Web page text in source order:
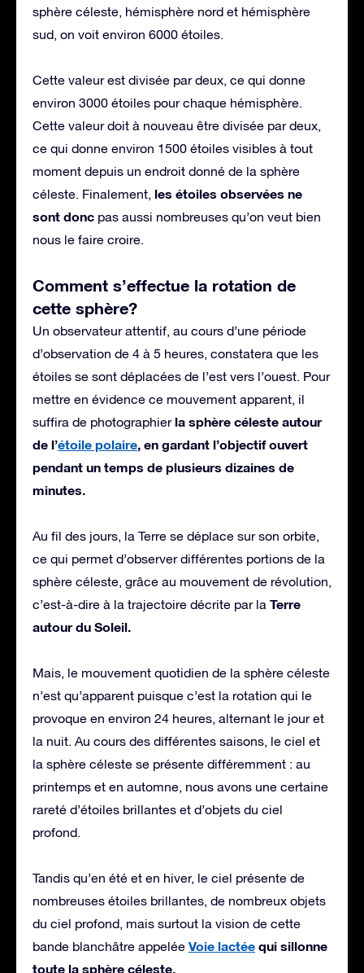
sphère céleste, hémisphère nord et hémisphère
sud, on voit environ 6000 étoiles.
Cette valeur est divisée par deux, ce qui donne
environ 3000 étoiles pour chaque hémisphère.
Cette valeur doit à nouveau être divisée par deux,
ce qui donne environ 1500 étoiles visibles à tout
moment depuis un endroit donné de la sphère
céleste. Finalement, les étoiles observées ne
sont donc pas aussi nombreuses qu’on veut bien
nous le faire croire.
Comment s’effectue la rotation de
cette sphère?
Un observateur attentif, au cours d’une période
d’observation de 4 à 5 heures, constatera que les
étoiles se sont déplacées de l’est vers l’ouest. Pour
mettre en évidence ce mouvement apparent, il
suffira de photographier la sphère céleste autour
de l’étoile polaire, en gardant l’objectif ouvert
pendant un temps de plusieurs dizaines de
minutes.
Au fil des jours, la Terre se déplace sur son orbite,
ce qui permet d’observer différentes portions de la
sphère céleste, grâce au mouvement de révolution,
c’est-à-dire à la trajectoire décrite par la Terre
autour du Soleil.
Mais, le mouvement quotidien de la sphère céleste
n’est qu’apparent puisque c’est la rotation qui le
provoque en environ 24 heures, alternant le jour et
la nuit. Au cours des différentes saisons, le ciel et
la sphère céleste se présente différemment : au
printemps et en automne, nous avons une certaine
rareté d’étoiles brillantes et d’objets du ciel
profond.
Tandis qu’en été et en hiver, le ciel présente de
nombreuses étoiles brillantes, de nombreux objets
du ciel profond, mais surtout la vision de cette
bande blanchâtre appelée Voie lactée qui sillonne
toute la sphère céleste.